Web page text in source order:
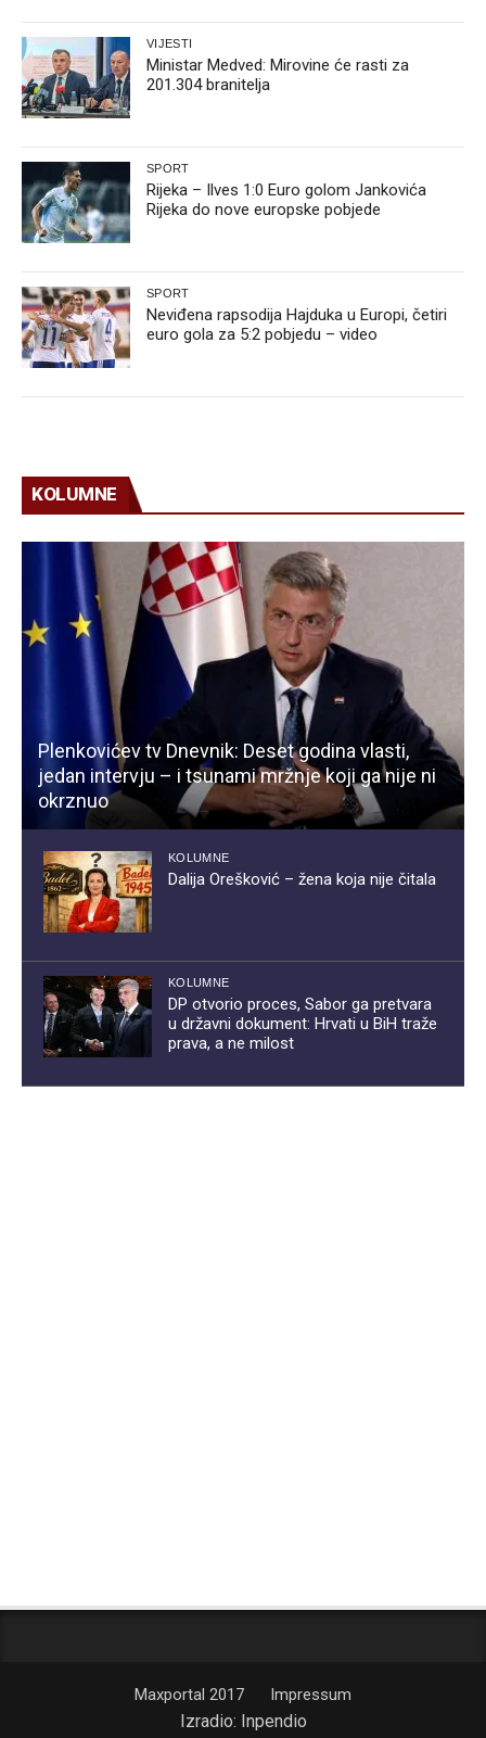
VIJESTI
Ministar Medved: Mirovine će rasti za
201.304 branitelja
SPORT
Rijeka – Ilves 1:0 Euro golom Jankovića
Rijeka do nove europske pobjede
SPORT
Neviđena rapsodija Hajduka u Europi, četiri
euro gola za 5:2 pobjedu – video
KOLUMNE
Plenkovićev tv Dnevnik: Deset godina vlasti,
jedan intervju – i tsunami mržnje koji ga nije ni
okrznuo
KOLUMNE
Dalija Orešković – žena koja nije čitala
KOLUMNE
DP otvorio proces, Sabor ga pretvara
u državni dokument: Hrvati u BiH traže
prava, a ne milost
Maxportal 2017 Impressum
Izradio: Inpendio